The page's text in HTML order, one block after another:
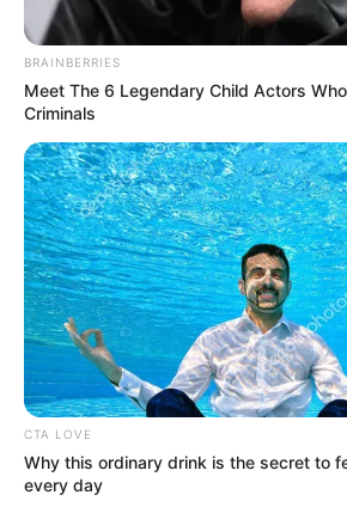
by Szerző July 8, 2025
BRAINBERRIES
Meet The 6 Legendary Child Actors
Criminals
CTA LOVE
Why this ordinary drink is the secret to
every day